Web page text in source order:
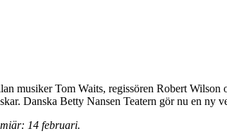
musiker Tom Waits, regissören Robert
Danska Betty Nansen Teatern gör nu en ny
14 februari.